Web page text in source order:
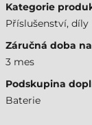
Kategorie
Příslušenství, díly
Záručná doba
3 mes
Podskupina
Baterie